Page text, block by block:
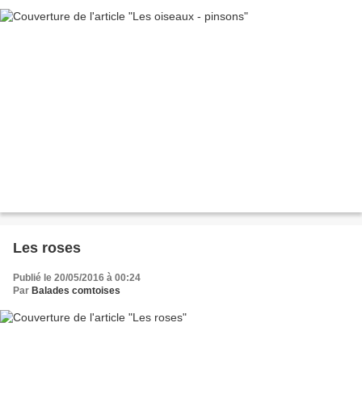
Les roses
Publié le 20/05/2016 à 00:24
Par Balades comtoises